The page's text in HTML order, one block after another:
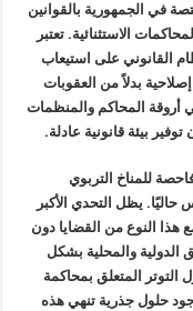
في الجمهورية بالقوانين
الاستثنائية. تعتبر
القانوني على استيعاب
بدلاً من العقوبات
المحاكم والمنظمات
بيئة قانونية عادلة.
للمناخ التربوي
يظل التحدي الأكبر
هذا النوع من القضايا دون
الدولية والمحلية بشكل
المتعلق بمحاكمة
حلول جذرية تنهي هذه